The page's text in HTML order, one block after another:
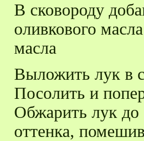
В сковороду
оливкового
масла
Выложить лук в
Посолить и
Обжарить лук до
оттенка,